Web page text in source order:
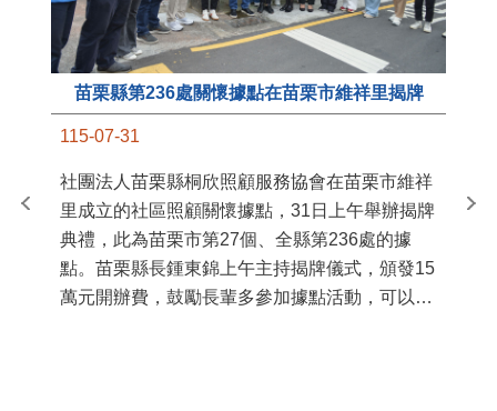
苗栗縣第236處關懷據點在苗栗市維祥里揭牌
115-07-31
社團法人苗栗縣桐欣照顧服務協會在苗栗市維祥
里成立的社區照顧關懷據點，31日上午舉辦揭牌
典禮，此為苗栗市第27個、全縣第236處的據
點。苗栗縣長鍾東錦上午主持揭牌儀式，頒發15
萬元開辦費，鼓勵長輩多參加據點活動，可以更
苗